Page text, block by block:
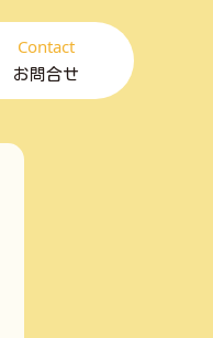
Contact
お問合せ